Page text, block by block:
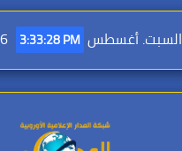
السبت. أغسطس 8th, 2026 3:33:29 PM